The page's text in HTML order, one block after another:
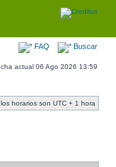
FAQ Buscar
actual 06 Ago 2026 13:59
horarios son UTC + 1 hora